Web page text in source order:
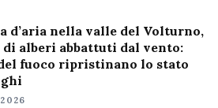
d’aria nella valle del Volturno,
di alberi abbattuti dal vento:
fuoco ripristinano lo stato